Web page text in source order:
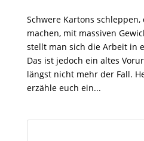
Schwere Kartons
machen, mit massiven
stellt man sich die Arbeit in
Das ist jedoch ein altes
längst nicht mehr der Fall.
erzähle euch ein...